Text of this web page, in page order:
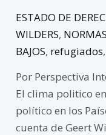
ESTADO DE
WILDERS,
BAJOS, refugiados
Por Perspectiva
El clima politico
político en los
cuenta de Geert